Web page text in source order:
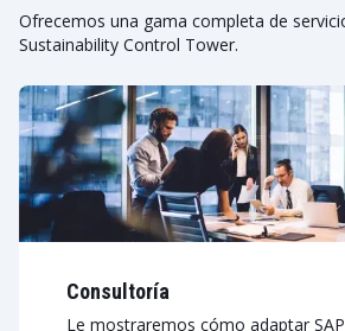
Ofrecemos una gama completa de
Sustainability Control Tower.
Consultoría
Le mostraremos cómo adaptar